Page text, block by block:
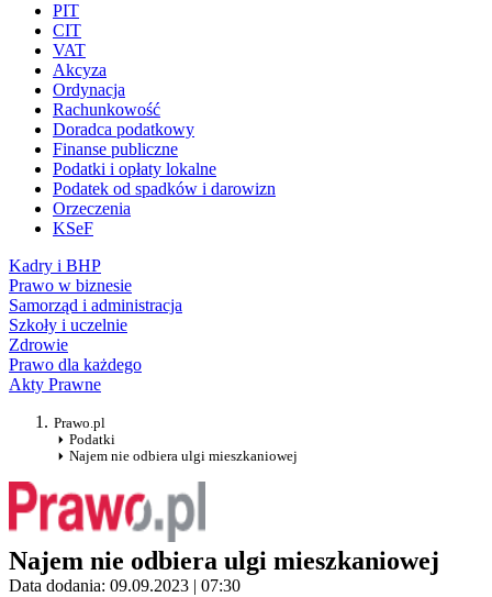
PIT
CIT
VAT
Akcyza
Ordynacja
Rachunkowość
Doradca podatkowy
Finanse publiczne
Podatki i opłaty lokalne
Podatek od spadków i darowizn
Orzeczenia
KSeF
Kadry i BHP
Prawo w biznesie
Samorząd i administracja
Szkoły i uczelnie
Zdrowie
Prawo dla każdego
Akty Prawne
Prawo.pl
Podatki
Najem nie odbiera ulgi mieszkaniowej
Najem nie odbiera ulgi mieszkaniowej
Data dodania: 09.09.2023 | 07:30